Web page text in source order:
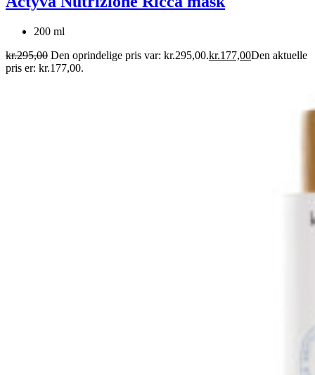
200 ml
kr.295,00 Den oprindelige pris var: kr.295,00.kr.177,00Den aktuelle
pris er: kr.177,00.